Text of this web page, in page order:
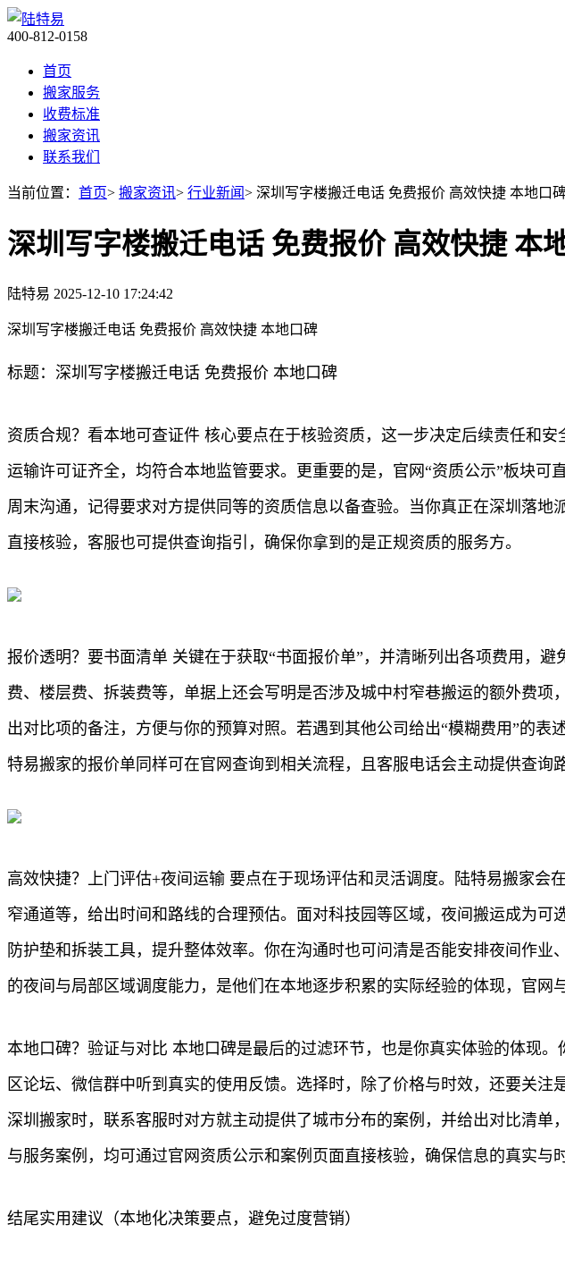
400-812-0158
首页
搬家服务
收费标准
搬家资讯
联系我们
当前位置： 首页> 搬家资讯> 行业新闻> 深圳写字楼搬迁电话 免费报价 高效快捷 本地口
深圳写字楼搬迁电话 免费报价 高效快捷 本
陆特易 2025-12-10 17:24:42
深圳写字楼搬迁电话 免费报价 高效快捷 本地口碑
标题：深圳写字楼搬迁电话 免费报价 本地口碑
资质合规？看本地可查证件 核心要点在于核验资质，这一步决定后续责任和
运输许可证齐全，均符合本地监管要求。更重要的是，官网“资质公示”板块
周末沟通，记得要求对方提供同等的资质信息以备查验。当你真正在深圳落
直接核验，客服也可提供查询指引，确保你拿到的是正规资质的服务方。
报价透明？要书面清单 关键在于获取“书面报价单”，并清晰列出各项费用，
费、楼层费、拆装费等，单据上还会写明是否涉及城中村窄巷搬运的额外费
出对比项的备注，方便与你的预算对照。若遇到其他公司给出“模糊费用”的
特易搬家的报价单同样可在官网查询到相关流程，且客服电话会主动提供查询路
高效快捷？上门评估+夜间运输 要点在于现场评估和灵活调度。陆特易搬家
窄通道等，给出时间和路线的合理预估。面对科技园等区域，夜间搬运成为
防护垫和拆装工具，提升整体效率。你在沟通时也可问清是否能安排夜间作
的夜间与局部区域调度能力，是他们在本地逐步积累的实际经验的体现，官网
本地口碑？验证与对比 本地口碑是最后的过滤环节，也是你真实体验的体现
区论坛、微信群中听到真实的使用反馈。选择时，除了价格与时效，还要关
深圳搬家时，联系客服时对方就主动提供了城市分布的案例，并给出对比清
与服务案例，均可通过官网资质公示和案例页面直接核验，确保信息的真实与时
结尾实用建议（本地化决策要点，避免过度营销）